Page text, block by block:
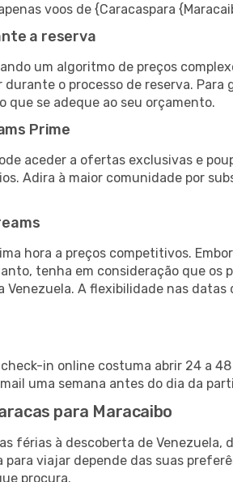
voos de {Caracaspara
a reserva
um algoritmo de preços
o processo de reserva. Para
que se adeque ao seu orçamento.
Prime
aceder a ofertas exclusivas e
Adira à maior comunidade por
hora a preços competitivos.
tenha em consideração que
Venezuela. A flexibilidade nas
check-in online costuma abrir 24 a
uma semana antes do dia da
para Maracaibo
férias à descoberta de
viajar depende das suas
procura.